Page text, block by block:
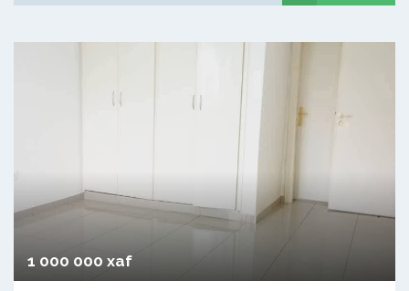
1 000 000 xaf